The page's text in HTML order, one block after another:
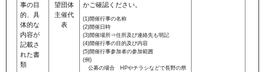
事の目
的、具
体的な
内容が
記載さ
れた書
類
望団体
主催代
表
かご確認ください。
(1)開催行事の名称
(2)開催日時
(3)開催場所⇒住所及び連絡先も明記
(4)開催行事の目的及び内容
(5)開催行事参加者の参加範囲
(例)
公募の場合 HPやチラシなどで長野の県